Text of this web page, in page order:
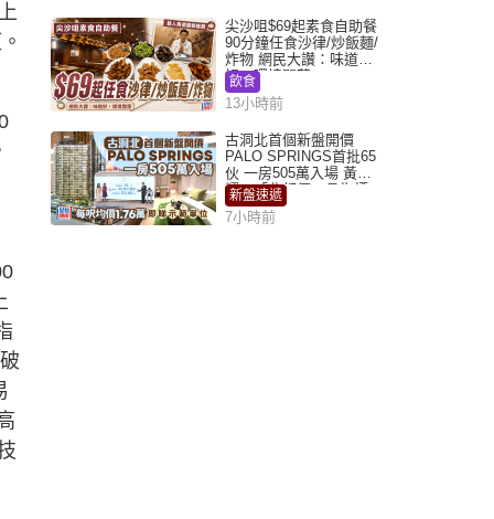
尖沙咀$69起素食自助餐
90分鐘任食沙律/炒飯麵/
炸物 網民大讚：味道
好，環境闊落
飲食
13小時前
古洞北首個新盤開價
PALO SPRINGS首批65
伙 一房505萬入場 黃光
耀：「北都價」具指標
作用
新盤速遞
7小時前